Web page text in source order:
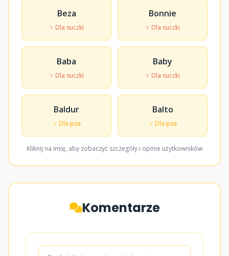
Beza
♀ Dla suczki
Bonnie
♀ Dla suczki
Baba
♀ Dla suczki
Baby
♀ Dla suczki
Baldur
♂ Dla psa
Balto
♂ Dla psa
Kliknij na imię, aby zobaczyć szczegóły i opinie użytkowników
Komentarze